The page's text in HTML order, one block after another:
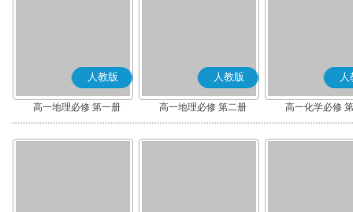
人教版
高一地理必修 第一册
人教版
高一地理必修 第二册
人
高一化学必修